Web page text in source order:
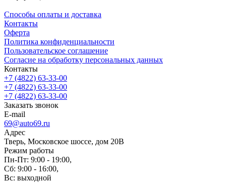
Способы оплаты и доставка
Контакты
Оферта
Политика конфиденциальности
Пользовательское соглашение
Согласие на обработку персональных данных
Контакты
+7 (4822) 63-33-00
+7 (4822) 63-33-00
+7 (4822) 63-33-00
Заказать звонок
E-mail
69@auto69.ru
Адрес
Тверь, Московское шоссе, дом 20В
Режим работы
Пн-Пт: 9:00 - 19:00,
Сб: 9:00 - 16:00,
Вс: выходной